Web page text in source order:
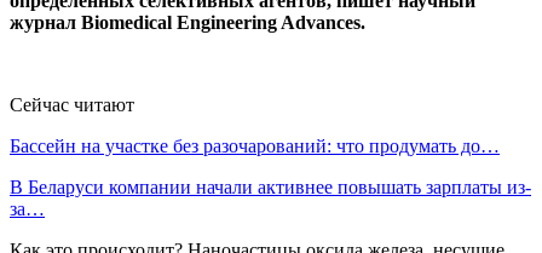
журнал Biomedical Engineering Advances.
Сейчас читают
Бассейн на участке без разочарований: что продумать до…
В Беларуси компании начали активнее повышать зарплаты из-
за…